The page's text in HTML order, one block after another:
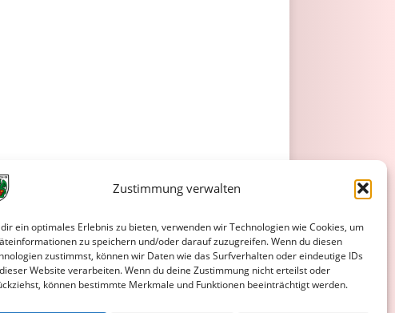
Zustimmung verwalten
ein optimales Erlebnis zu bieten, verwenden wir Technologien wie Cookies, um
zu speichern und/oder darauf zuzugreifen. Wenn du diesen
zustimmst, können wir Daten wie das Surfverhalten oder eindeutige IDs
Website verarbeiten. Wenn du deine Zustimmung nicht erteilst oder
können bestimmte Merkmale und Funktionen beeinträchtigt werden.